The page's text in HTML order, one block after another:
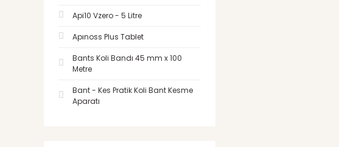
Api10 Vzero - 5 Litre
Apınoss Plus Tablet
Bants Koli Bandı 45 mm x 100
Metre
Bant - Kes Pratik Koli Bant Kesme
Aparatı